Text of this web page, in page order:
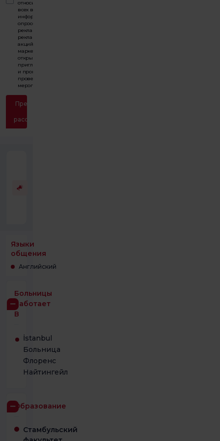
относительно
всех видов
информации,
опросов,
рекламы,
рекламных
акций,
маркетинга,
открытий,
приглашений
и процессов
проведения
мероприятий.
Представлять
рассмотрение
Языки
общения
Английский
Больницы
Работает
В
İstanbul
Больница
Флоренс
Найтингейл
Образование
Стамбульский